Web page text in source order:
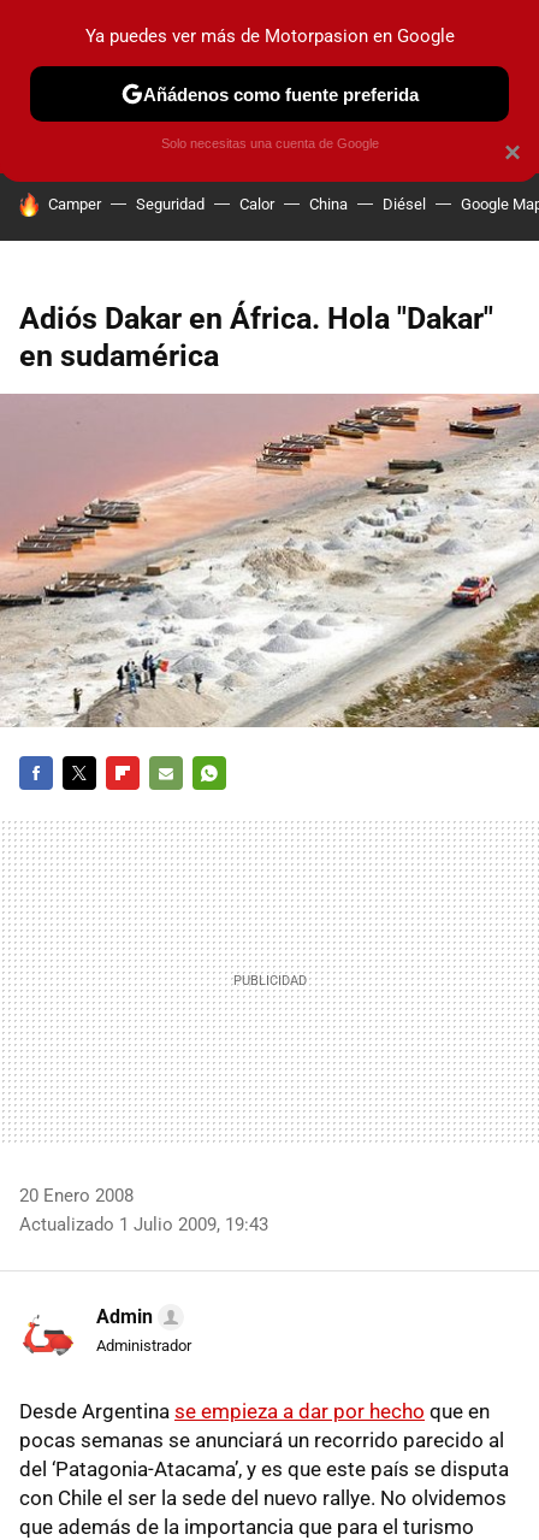
PRUEBAS COCHES ELÉCTRICOS OBSERVATORIO
HOY SE HABLA DE
Camper Seguridad Calor China Diésel Google
Adiós Dakar en África. Hola "Dakar"
en sudamérica
MAIL
20 Enero 2008
Actualizado 1 Julio 2009, 19:43
Admin
Administrador
Desde Argentina se empieza a dar por hecho que en
pocas semanas se anunciará un recorrido parecido al
del ‘Patagonia-Atacama’, y es que este país se disputa
con Chile el ser la sede del nuevo rallye. No olvidemos
que además de la importancia que para el turismo
×
Ya puedes ver más de Motorpasion en Google
Añádenos como fuente preferida
Solo necesitas una cuenta de Google